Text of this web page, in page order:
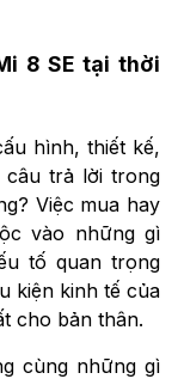
8 SE tại thời
hình, thiết kế,
câu trả lời trong
Việc mua hay
vào những gì
tố quan trọng
kiện kinh tế của
cho bản thân.
cùng những gì